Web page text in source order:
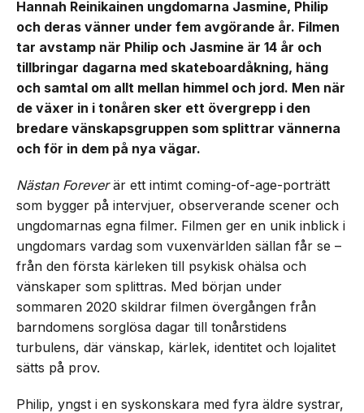
Hannah Reinikainen ungdomarna Jasmine, Philip
och deras vänner under fem avgörande år. Filmen
tar avstamp när Philip och Jasmine är 14 år och
tillbringar dagarna med skateboardåkning, häng
och samtal om allt mellan himmel och jord. Men när
de växer in i tonåren sker ett övergrepp i den
bredare vänskapsgruppen som splittrar vännerna
och för in dem på nya vägar.
Nästan Foreverär ett intimt coming-of-age-porträtt
som bygger på intervjuer, observerande scener och
ungdomarnas egna filmer. Filmen ger en unik inblick i
ungdomars vardag som vuxenvärlden sällan får se –
från den första kärleken till psykisk ohälsa och
vänskaper som splittras. Med början under
sommaren 2020 skildrar filmen övergången från
barndomens sorglösa dagar till tonårstidens
turbulens, där vänskap, kärlek, identitet och lojalitet
sätts på prov.
Philip, yngst i en syskonskara med fyra äldre systrar,